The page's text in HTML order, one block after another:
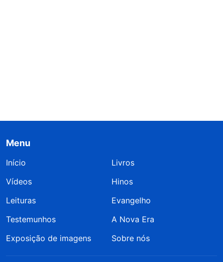
Menu
Início
Livros
Vídeos
Hinos
Leituras
Evangelho
Testemunhos
A Nova Era
Exposição de imagens
Sobre nós